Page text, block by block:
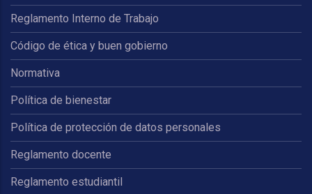
Reglamento Interno de Trabajo
Código de ética y buen gobierno
Normativa
Política de bienestar
Política de protección de datos personales
Reglamento docente
Reglamento estudiantil